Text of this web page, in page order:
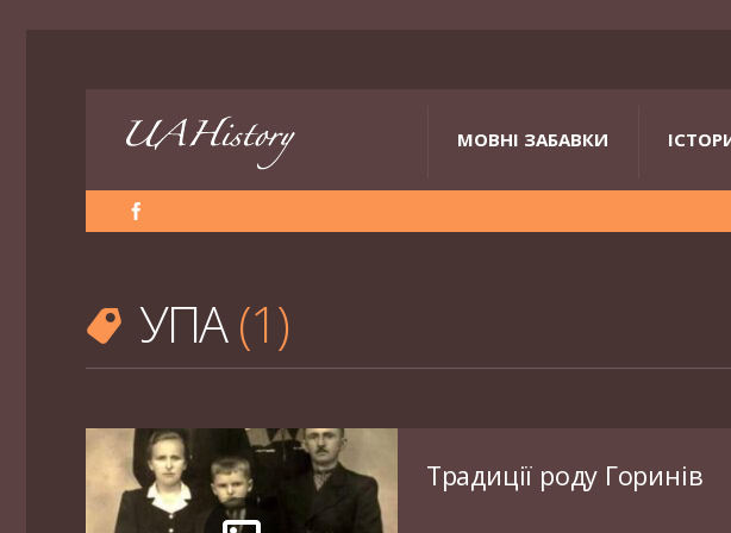
МОВНІ ЗАБАВКИ
УПА 1
Традиції роду Горинів